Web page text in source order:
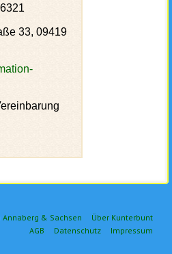
33, 09419
Über Kunterbunt
& Sachsen
Impressum
Datenschutz
AGB